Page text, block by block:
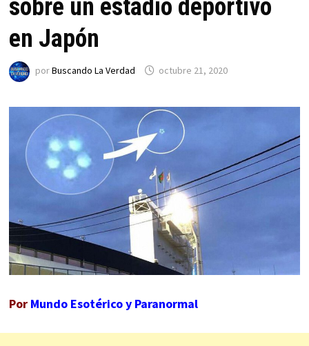
sobre un estadio deportivo
en Japón
porBuscando La Verdad octubre 21, 2020
Por Mundo Esotérico y Paranormal